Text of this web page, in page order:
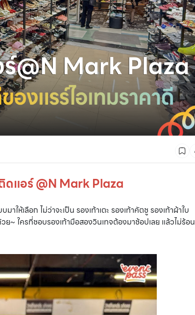
แอร์ @N Mark Plaza
ห้เลือก ไม่ว่าจะเป็น รองเท้าเตะ รองเท้าคัตชู รองเท้าผ้าใบ
ใครที่ชอบรองเท้ามือสองวินเทจต้องมาช้อปเลย แล้วไม่ร้อน